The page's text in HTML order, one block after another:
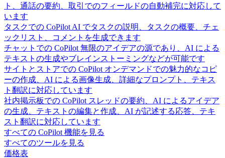
ト、通話の要約、取引でのフィールドの自動補完に対応して
います
タスクでの CoPilot AI でタスクの説明、タスクの概要、チェ
ックリスト、コメントを生成できます
チャットでの CoPilot 無限のアイデアの源であり、AI による
テキストの生成やブレインストーミングなどが可能です
サイトとストアでの CoPilot オンデマンドでの魅力的なコピ
ーの作成、AI による画像生成、詳細なプロンプト、テキス
ト翻訳に対応しています
社内掲示板での CoPilot スレッドの要約、AI によるアイデア
の生成、テキストの編集と作成、AI が記述する応答、テキ
スト翻訳に対応しています
すべての CoPilot 機能を見る
すべてのツールを見る
価格表